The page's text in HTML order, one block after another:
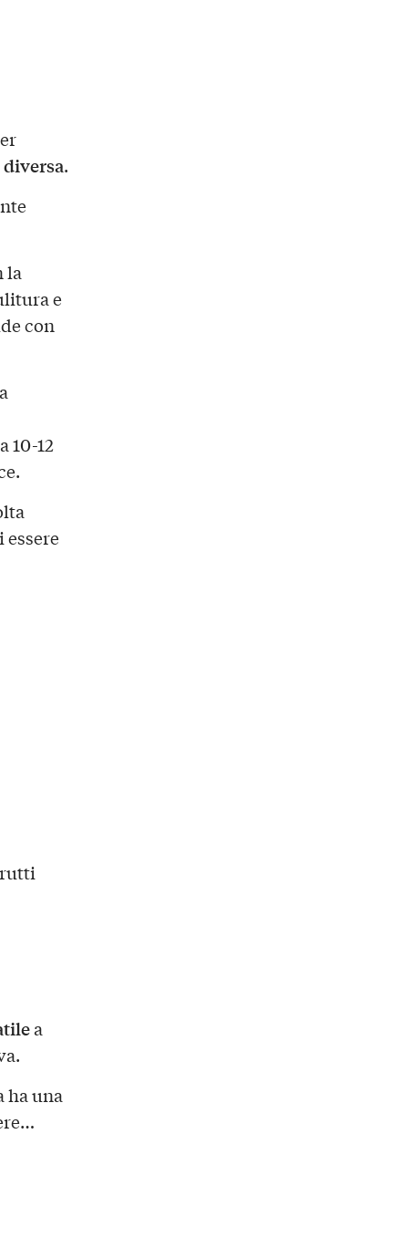
diversa.
la
e
con
10-12
a
ha una